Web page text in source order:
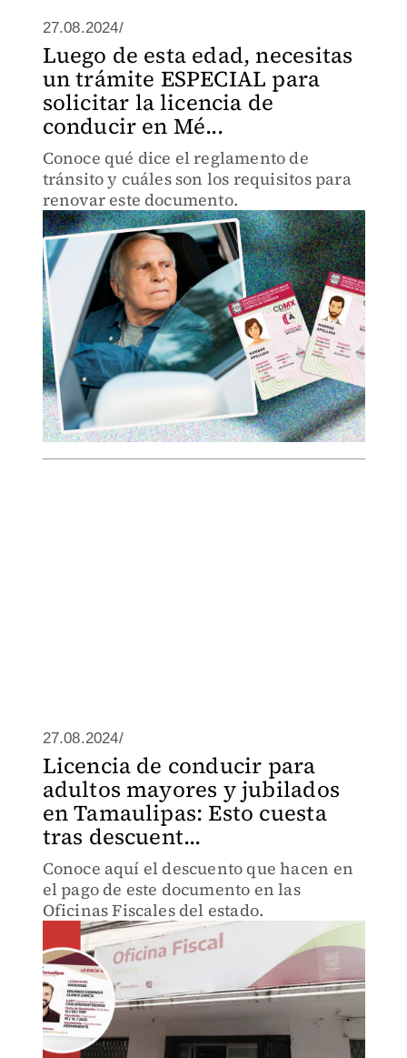
27.08.2024/
Luego de esta edad, necesitas
un trámite ESPECIAL para
solicitar la licencia de
conducir en Mé...
Conoce qué dice el reglamento de
tránsito y cuáles son los requisitos para
renovar este documento.
27.08.2024/
Licencia de conducir para
adultos mayores y jubilados
en Tamaulipas: Esto cuesta
tras descuent...
Conoce aquí el descuento que hacen en
el pago de este documento en las
Oficinas Fiscales del estado.